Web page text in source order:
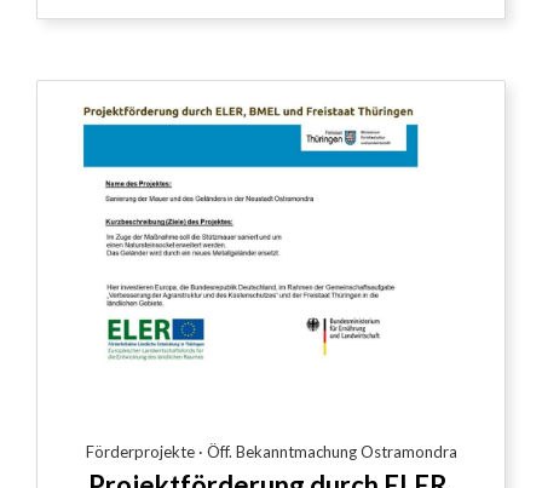
Förderprojekte· Öff. Bekanntmachung Ostramondra